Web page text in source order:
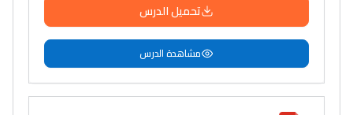
تحميل الدرس
مشاهدة الدرس